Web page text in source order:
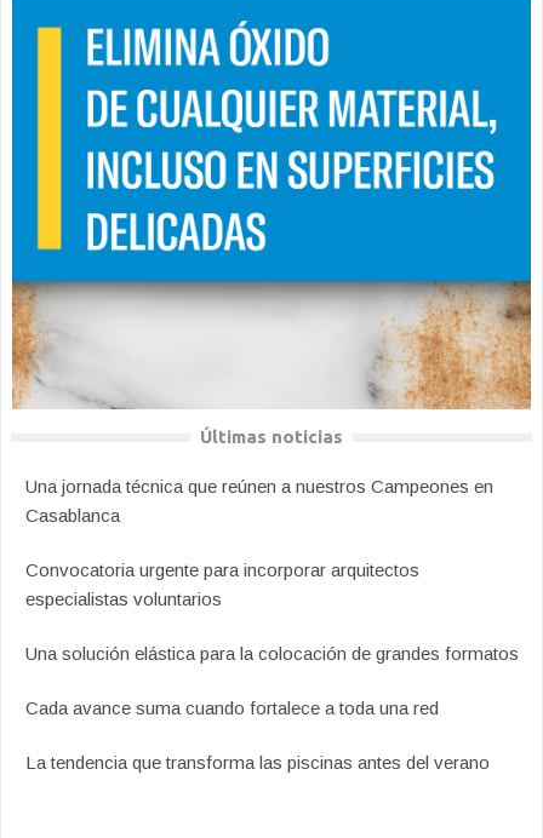
Últimas noticias
Una jornada técnica que reúnen a nuestros Campeones en
Casablanca
Convocatoria urgente para incorporar arquitectos
especialistas voluntarios
Una solución elástica para la colocación de grandes formatos
Cada avance suma cuando fortalece a toda una red
La tendencia que transforma las piscinas antes del verano